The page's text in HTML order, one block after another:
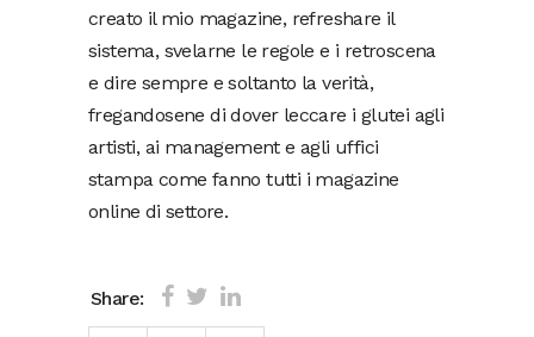
creato il mio magazine, refreshare il
sistema, svelarne le regole e i retroscena
e dire sempre e soltanto la verità,
fregandosene di dover leccare i glutei agli
artisti, ai management e agli uffici
stampa come fanno tutti i magazine
online di settore.
Share: